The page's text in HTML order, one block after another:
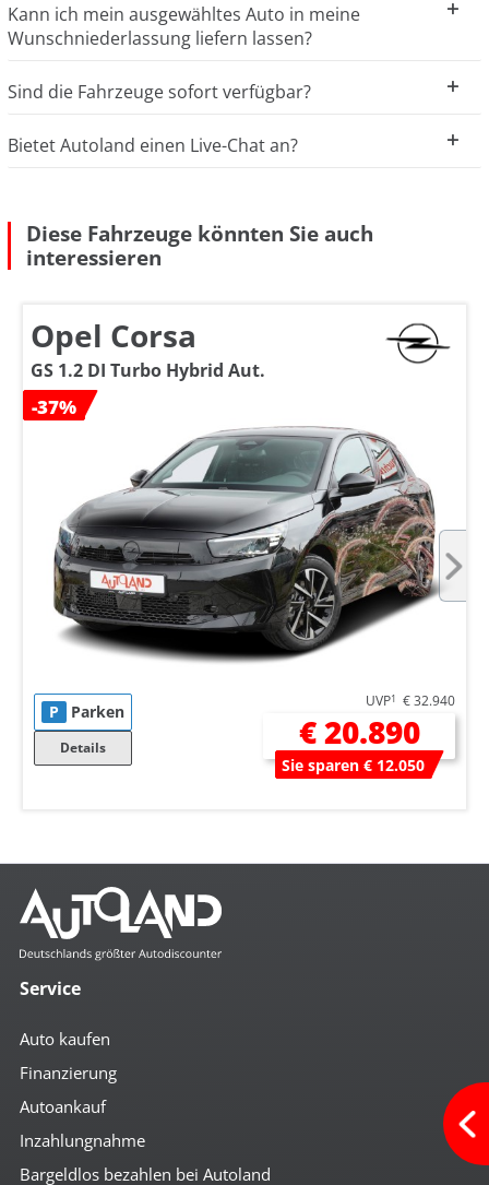
Kann ich mein ausgewähltes Auto in meine
Wunschniederlassung liefern lassen?
Sind die Fahrzeuge sofort verfügbar?
Bietet Autoland einen Live-Chat an?
Diese Fahrzeuge könnten Sie auch
interessieren
Opel Corsa
GS 1.2 DI Turbo Hybrid Aut.
-37%
P Parken
Details
UVP1 € 32.940
€ 20.890
Sie sparen € 12.050
Service
Auto kaufen
Finanzierung
Autoankauf
Inzahlungnahme
Bargeldlos bezahlen bei Autoland